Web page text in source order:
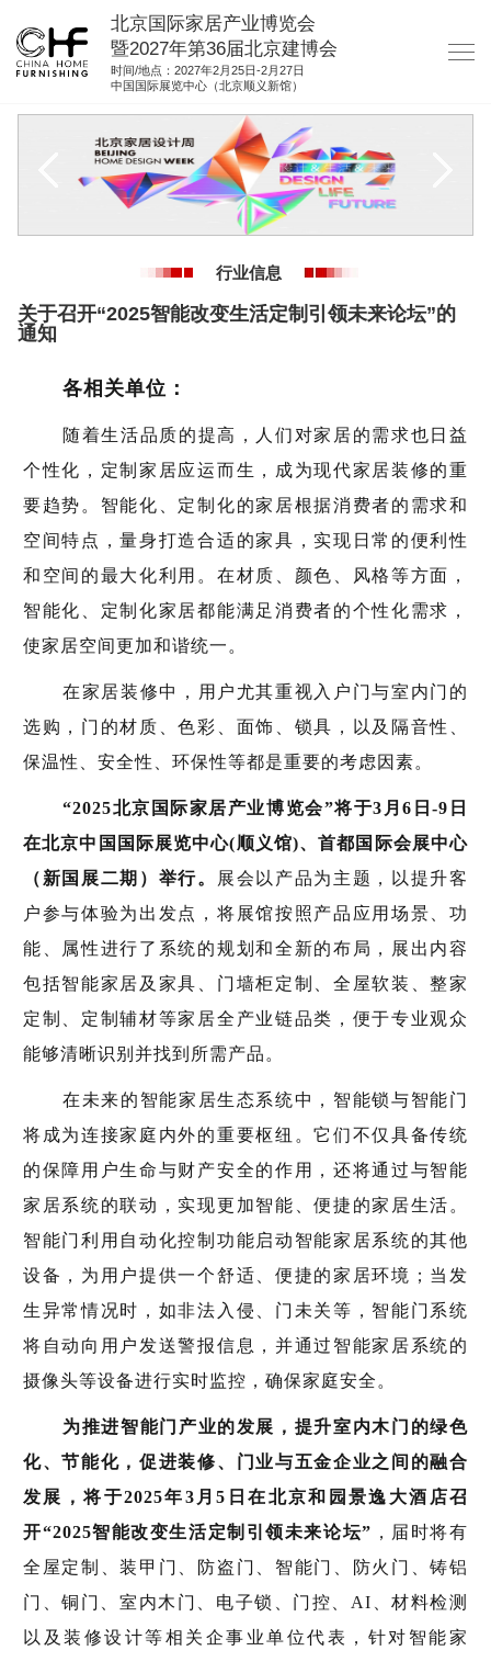
北京国际家居产业博览会
暨2027年第36届北京建博会
时间/地点：2027年2月25日-2月27日
中国国际展览中心（北京顺义新馆）
资料下载
行业信息
关于召开“2025智能改变生活定制引领未来论坛”的
通知
各相关单位：
随着生活品质的提高，人们对家居的需求也日益
个性化，定制家居应运而生，成为现代家居装修的重
要趋势。智能化、定制化的家居根据消费者的需求和
空间特点，量身打造合适的家具，实现日常的便利性
和空间的最大化利用。在材质、颜色、风格等方面，
智能化、定制化家居都能满足消费者的个性化需求，
使家居空间更加和谐统一。
在家居装修中，用户尤其重视入户门与室内门的
选购，门的材质、色彩、面饰、锁具，以及隔音性、
保温性、安全性、环保性等都是重要的考虑因素。
“2025北京国际家居产业博览会”将于3月6日-9日
在北京中国国际展览中心(顺义馆)、首都国际会展中心
（新国展二期）举行。
展会以产品为主题，以提升客
户参与体验为出发点，将展馆按照产品应用场景、功
能、属性进行了系统的规划和全新的布局，展出内容
包括智能家居及家具、门墙柜定制、全屋软装、整家
定制、定制辅材等家居全产业链品类，便于专业观众
能够清晰识别并找到所需产品。
在未来的智能家居生态系统中，智能锁与智能门
将成为连接家庭内外的重要枢纽。它们不仅具备传统
的保障用户生命与财产安全的作用，还将通过与智能
家居系统的联动，实现更加智能、便捷的家居生活。
智能门利用自动化控制功能启动智能家居系统的其他
设备，为用户提供一个舒适、便捷的家居环境；当发
生异常情况时，如非法入侵、门未关等，智能门系统
将自动向用户发送警报信息，并通过智能家居系统的
摄像头等设备进行实时监控，确保家庭安全。
为推进智能门产业的发展，提升室内木门的绿色
化、节能化，促进装修、门业与五金企业之间的融合
发展，将于2025年3月5日在北京和园景逸大酒店召
开“2025智能改变生活定制引领未来论坛” ，届时将有
全屋定制、装甲门、防盗门、智能门、防火门、铸铝
门、铜门、室内木门、电子锁、门控、AI、材料检测
以及装修设计等相关企事业单位代表，针对智能家